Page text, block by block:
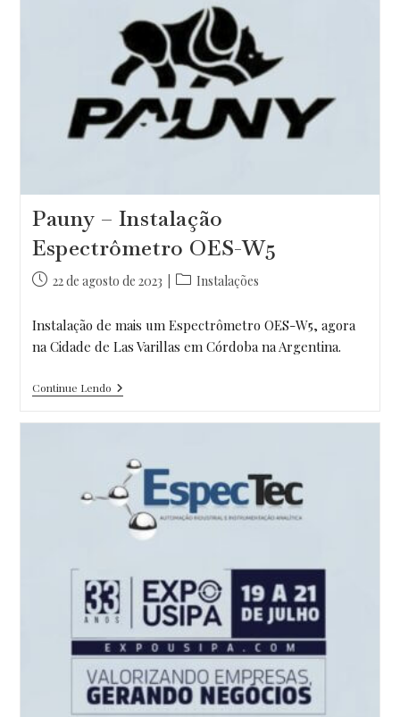
Pauny – Instalação
Espectrômetro OES-W5
Post22 de agosto de 2023
Categoria
post:
Instalações
Instalação de mais um Espectrômetro OES-W5, agora
na Cidade de Las Varillas em Córdoba na Argentina.
Continue LendoPauny
–
W5